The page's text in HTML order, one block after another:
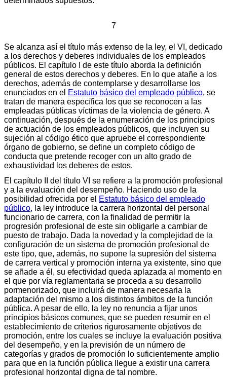
7
Se alcanza así el título más extenso de la ley, el VI, dedicado
a los derechos y deberes individuales de los empleados
públicos. El capítulo I de este título aborda la definición
general de estos derechos y deberes. En lo que atañe a los
derechos, además de contemplarse y desarrollarse los
enunciados en el Estatuto básico del empleado público, se
tratan de manera específica los que se reconocen a las
empleadas públicas víctimas de la violencia de género. A
continuación, después de la enumeración de los principios
de actuación de los empleados públicos, que incluyen su
sujeción al código ético que apruebe el correspondiente
órgano de gobierno, se define un completo código de
conducta que pretende recoger con un alto grado de
exhaustividad los deberes de estos.
El capítulo II del título VI se refiere a la promoción profesional
y a la evaluación del desempeño. Haciendo uso de la
posibilidad ofrecida por el Estatuto básico del empleado
público, la ley introduce la carrera horizontal del personal
funcionario de carrera, con la finalidad de permitir la
progresión profesional de este sin obligarle a cambiar de
puesto de trabajo. Dada la novedad y la complejidad de la
configuración de un sistema de promoción profesional de
este tipo, que, además, no supone la supresión del sistema
de carrera vertical y promoción interna ya existente, sino que
se añade a él, su efectividad queda aplazada al momento en
el que por vía reglamentaria se proceda a su desarrollo
pormenorizado, que incluirá de manera necesaria la
adaptación del mismo a los distintos ámbitos de la función
pública. A pesar de ello, la ley no renuncia a fijar unos
principios básicos comunes, que se pueden resumir en el
establecimiento de criterios rigurosamente objetivos de
promoción, entre los cuales se incluye la evaluación positiva
del desempeño, y en la previsión de un número de
categorías y grados de promoción lo suficientemente amplio
para que en la función pública llegue a existir una carrera
profesional horizontal digna de tal nombre.